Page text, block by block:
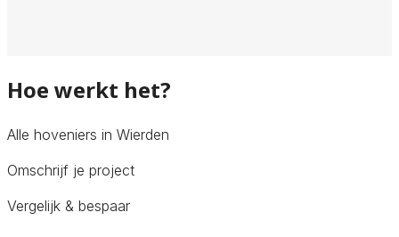
Hoe werkt het?
Alle hoveniers in Wierden
Omschrijf je project
Vergelijk & bespaar